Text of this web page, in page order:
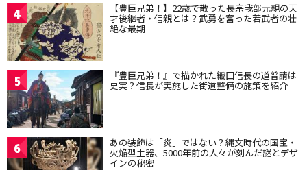
4 【豊臣兄弟！】22歳で散った長宗我部元親の天
才後継者・信親とは？武勇を奮った若武者の壮
絶な最期
5 『豊臣兄弟！』で描かれた織田信長の道普請は
史実？信長が実施した街道整備の施策を紹介
6 あの装飾は「炎」ではない？縄文時代の国宝・
火焔型土器、5000年前の人々が刻んだ謎とデザ
インの秘密